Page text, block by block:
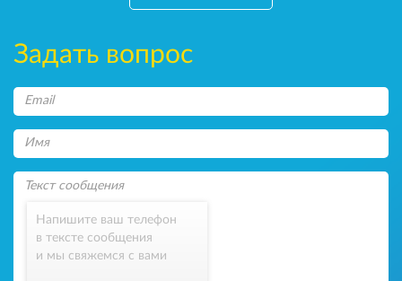
Задать вопрос
Напишите ваш телефон
в тексте сообщения
и мы свяжемся с вами